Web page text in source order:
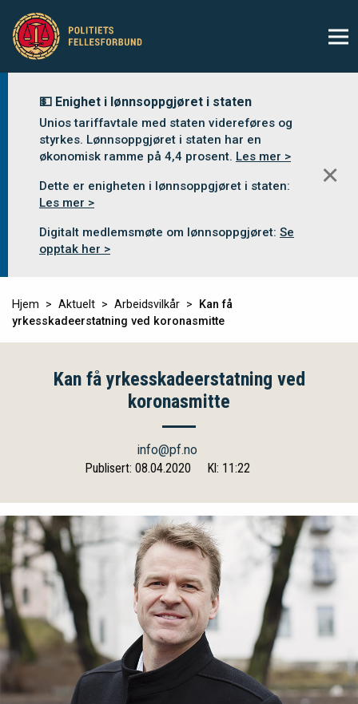
💵 Enighet i lønnsoppgjøret i staten
Unios tariffavtale med staten videreføres og
styrkes. Lønnsoppgjøret i staten har en
økonomisk ramme på 4,4 prosent. Les mer >
Dette er enigheten i lønnsoppgjøret i staten:
Les mer >
Digitalt medlemsmøte om lønnsoppgjøret: Se
opptak her >
✕
Hjem Aktuelt Arbeidsvilkår
Kan få
yrkesskadeerstatning ved koronasmitte
Kan få yrkesskadeerstatning ved
koronasmitte
info@pf.no
Publisert: 08.04.2020
Kl: 11:22